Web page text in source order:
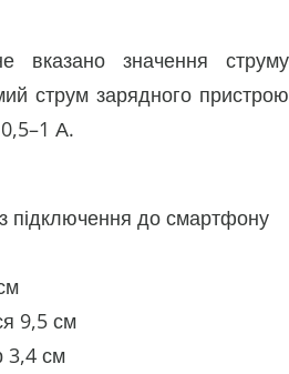
вказано значення струму
струм зарядного пристрою
А.
підключення до смартфону
9,5 см
3,4 см